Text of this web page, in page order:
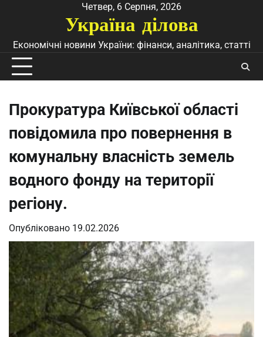
Четвер, 6 Серпня, 2026
Україна ділова
Економічні новини України: фінанси, аналітика, статті
Прокуратура Київської області
повідомила про повернення в
комунальну власність земель
водного фонду на території
регіону.
Опубліковано 19.02.2026